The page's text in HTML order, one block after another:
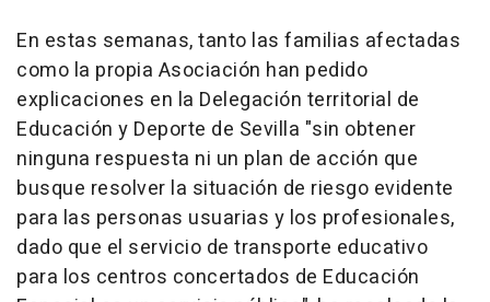
En estas semanas, tanto las familias afectadas
como la propia Asociación han pedido
explicaciones en la Delegación territorial de
Educación y Deporte de Sevilla "sin obtener
ninguna respuesta ni un plan de acción que
busque resolver la situación de riesgo evidente
para las personas usuarias y los profesionales,
dado que el servicio de transporte educativo
para los centros concertados de Educación